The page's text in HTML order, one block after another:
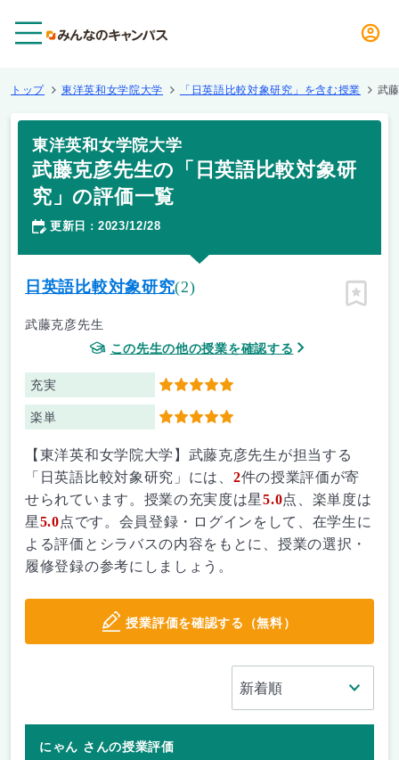
トップ 東洋英和女学院大学 「日英語比較対象研究」を含む授業 武
東洋英和女学院大学
武藤克彦先生の「日英語比較対象研
究」の評価一覧
更新日 ： 2023/12/28
日英語比較対象研究(2)
武藤克彦先生
この先生の他の授業を確認する
充実 5
楽単 5
ピン留
【東洋英和女学院大学】武藤克彦先生が担当する
「日英語比較対象研究」には、 2件の授業評価が寄
せられています。授業の充実度は星5.0点、楽単度は
星5.0点です。会員登録・ログインをして、在学生に
よる評価とシラバスの内容をもとに、授業の選択・
履修登録の参考にしましょう。
授業評価を確認する（無料）
にゃん さんの授業評価